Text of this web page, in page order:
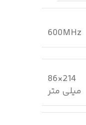
600MHz
214×86
میلی متر